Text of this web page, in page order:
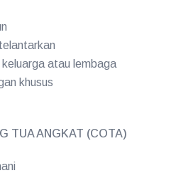
atau lembaga
khusus
TUA ANGKAT (COTA)